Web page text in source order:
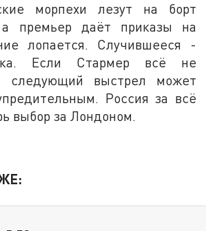
морпехи лезут на борт
премьер даёт приказы на
лопается. Случившееся -
Если Стармер всё не
следующий выстрел может
Россия за всё
выбор за Лондоном.